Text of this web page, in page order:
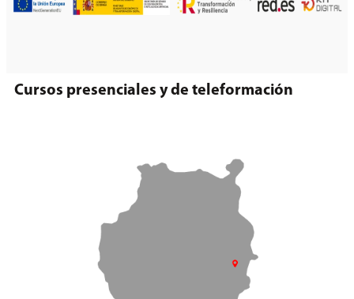
Cursos presenciales y de teleformación